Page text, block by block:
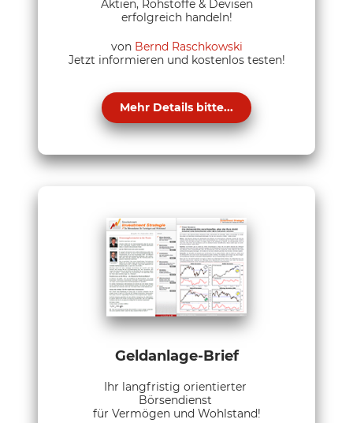
Aktien, Rohstoffe & Devisen
erfolgreich handeln!
von Bernd Raschkowski
Jetzt informieren und kostenlos testen!
Mehr Details bitte...
Geldanlage-Brief
Ihr langfristig orientierter
Börsendienst
für Vermögen und Wohlstand!